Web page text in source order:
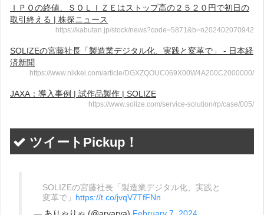
ＩＰＯの終値、ＳＯＬＩＺＥはストップ高の２５２０円で初日の
取引終える | 株探ニュース
https://kabutan.jp/stock/news?code=5871&b=n202402070942
SOLIZEの宮藤社長「製造業デジタル化、実践と変革で」 - 日本経
済新聞
https://www.nikkei.com/article/DGXZQOUC069X00W4A200C2000000/
JAXA：導入事例 | 試作品製作 | SOLIZE
https://www.solize.com/service-solution/rp/case/005/
ツイートPickup！
SOLIZEの宮藤社長「製造業デジタル化、実践と
変革で」 https://t.co/jvqV7TfFNn